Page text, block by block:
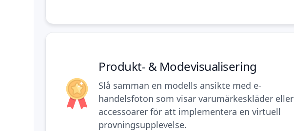
Produkt- & Modevisualisering
Slå samman en modells ansikte med e-
handelsfoton som visar varumärkeskläder eller
accessoarer för att implementera en virtuell
provningsupplevelse.